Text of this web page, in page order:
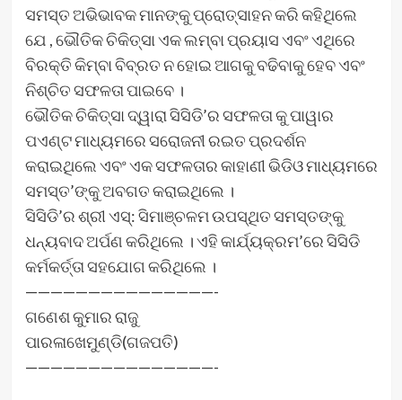
ସମସ୍ତ ଅଭିଭାବକ ମାନଙ୍କୁ ପ୍ରୋତ୍ସାହନ କରି କହିଥିଲେ
ଯେ , ଭୌତିକ ଚିକିତ୍ସା ଏକ ଲମ୍ବା ପ୍ରୟାସ ଏବଂ ଏଥିରେ
ବିରକ୍ତି କିମ୍ବା ବିବ୍ରତ ନ ହୋଇ ଆଗକୁ ବଢିବାକୁ ହେବ ଏବଂ
ନିଶ୍ଚିତ ସଫଳତା ପାଇବେ ।
ଭୌତିକ ଚିକିତ୍ସା ଦ୍ୱାରା ସିସିଡି’ର ସଫଳତା କୁ ପାୱାର
ପଏଣ୍ଟ ମାଧ୍ୟମରେ ସରୋଜନୀ ରଇତ ପ୍ରଦର୍ଶନ
କରାଇଥିଲେ ଏବଂ ଏକ ସଫଳତାର କାହାଣୀ ଭିଡିଓ ମାଧ୍ୟମରେ
ସମସ୍ତ’ଙ୍କୁ ଅବଗତ କରାଇଥିଲେ ।
ସିସିଡି’ର ଶ୍ରୀ ଏସ୍: ସିମାଞ୍ଚଳମ ଉପସ୍ଥିତ ସମସ୍ତଙ୍କୁ
ଧନ୍ୟବାଦ ଅର୍ପଣ କରିଥିଲେ । ଏହି କାର୍ଯ୍ୟକ୍ରମ’ରେ ସିସିଡି
କର୍ମକର୍ତ୍ତା ସହଯୋଗ କରିଥିଲେ ।
———————————————-
ଗଣେଶ କୁମାର ରାଜୁ
ପାରଳାଖେମୁଣ୍ଡି(ଗଜପତି)
———————————————-